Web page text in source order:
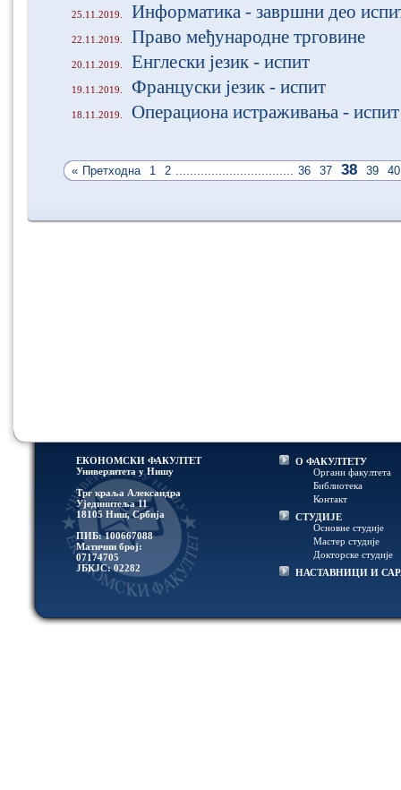
25.11.2019. Информатика - завршни део
22.11.2019. Право међународне трговине
20.11.2019. Енглески језик - испит
19.11.2019. Француски језик - испит
18.11.2019. Операциона истраживања - испит
« Претходна 1 2 ................................. 36 37 38 39 40
ЕКОНОМСКИ ФАКУЛТЕТ
Универзитетa у Нишу
Трг краља Александра
Ујединитеља 11
18105 Ниш, Србија
ПИБ: 100667088
Матични број:
07174705
ЈБКЈС: 02282
О ФАКУЛТЕТУ
Органи факултета
Библиотека
Контакт
СТУДИЈЕ
Основне студије
Мастер студије
Докторске студије
НАСТАВНИЦИ И